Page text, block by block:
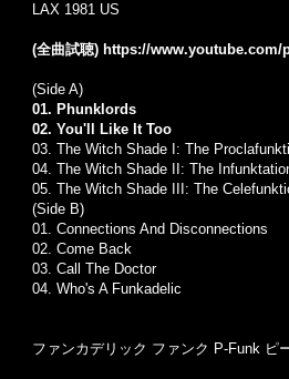
LAX 1981 US
(全曲試聴) https://www.youtube.com/
(Side A)
01. Phunklords
02. You'll Like It Too
03. The Witch Shade I: The
04. The Witch Shade II: The
05. The Witch Shade III: The
(Side B)
01. Connections And Disconnections
02. Come Back
03. Call The Doctor
04. Who's A Funkadelic
ファンカデリック ファンク P-Funk ピ